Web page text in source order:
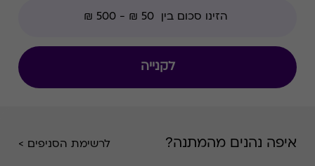
לקנייה
איפה נהנים מהמתנה? לרשימת הסניפים >